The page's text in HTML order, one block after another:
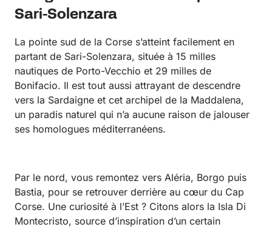
Sari-Solenzara
La pointe sud de la Corse s’atteint facilement en
partant de Sari-Solenzara, située à 15 milles
nautiques de Porto-Vecchio et 29 milles de
Bonifacio. Il est tout aussi attrayant de descendre
vers la Sardaigne et cet archipel de la Maddalena,
un paradis naturel qui n’a aucune raison de jalouser
ses homologues méditerranéens.
Par le nord, vous remontez vers Aléria, Borgo puis
Bastia, pour se retrouver derrière au cœur du Cap
Corse. Une curiosité à l’Est ? Citons alors la Isla Di
Montecristo, source d’inspiration d’un certain